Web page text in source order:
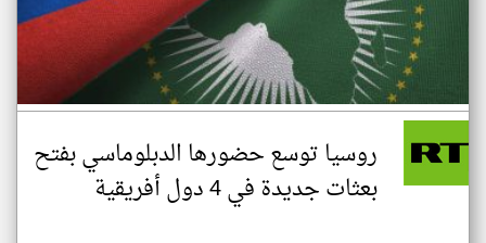
روسيا توسع حضورها الدبلوماسي بفتح
بعثات جديدة في 4 دول أفريقية